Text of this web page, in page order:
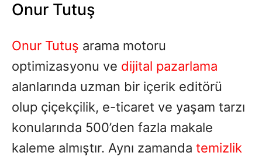
Onur Tutuş
Onur Tutuş arama motoru
optimizasyonu ve dijital pazarlama
alanlarında uzman bir içerik editörü
olup çiçekçilik, e-ticaret ve yaşam tarzı
konularında 500’den fazla makale
kaleme almıştır. Aynı zamanda temizlik